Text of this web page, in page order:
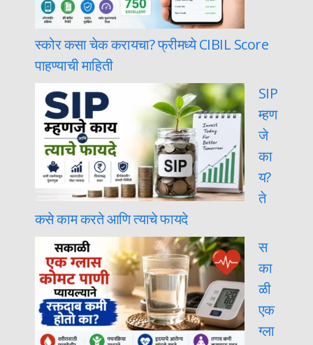
स्कोर कसा चेक करायचा? फ्रीमध्ये CIBIL Score
पाहण्याची माहिती
SIP
म्हण
जे
का
य?
ते
कसे काम करते आणि त्याचे फायदे
स
का
ळी
एक
ग्ला